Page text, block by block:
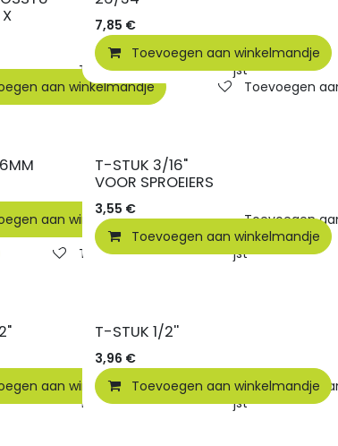
Toevoegen aan verlanglijst
aan winkelmandje
Toevoegen
7,85 €
Toevoegen aan winkelmandje
Toevoegen aan verlanglijst
aan winkelmandje
Toevoegen
T-STUK 3/16"
VOOR SPROEIERS
3,55 €
Toevoegen aan winkelmandje
Toevoegen aan verlanglijst
aan winkelmandje
Toevoegen
T-STUK 1/2''
3,96 €
Toevoegen aan winkelmandje